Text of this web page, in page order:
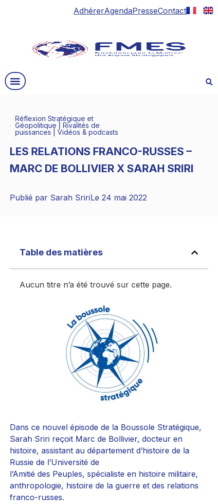
AdhérerAgendaPresseContact
Réflexion Stratégique et
Géopolitique |Rivalités de
puissances |Vidéos & podcasts
LES RELATIONS FRANCO-RUSSES –
MARC DE BOLLIVIER X SARAH SRIRI
Publié par Sarah SririLe 24 mai 2022
Table des matières
Aucun titre n’a été trouvé sur cette page.
Dans ce nouvel épisode de la Boussole Stratégique,
Sarah Sriri reçoit Marc de Bollivier, docteur en
histoire, assistant au département d’histoire de la
Russie de l’Université de
l’Amitié des Peuples, spécialiste en histoire militaire,
anthropologie, histoire de la guerre et des relations
franco-russes.